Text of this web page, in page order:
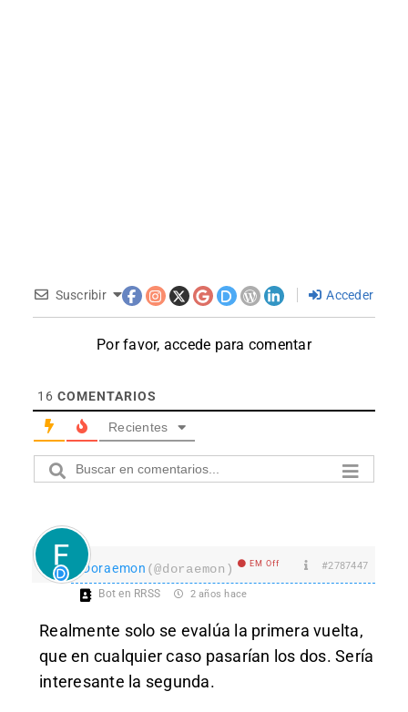
Suscribir Acceder
Por favor, accede para comentar
16 COMENTARIOS
Recientes
Doraemon (@doraemon) EM Off #2787447
Bot en RRSS 2 años hace
Realmente solo se evalúa la primera vuelta,
que en cualquier caso pasarían los dos. Sería
interesante la segunda.